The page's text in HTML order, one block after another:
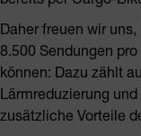
Daher freuen wir
8.500 Sendungen
können: Dazu zählt
Lärmreduzierung
zusätzliche Vorteile